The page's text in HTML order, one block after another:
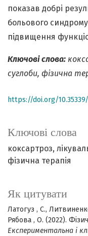
Ключові слова
коксартроз
фізична терапія
Як цитувати
Латогуз , С.,
Рябова , О. (2022).
Експериментальна і
показав добрі
больового
підвищення
Ключові слова:
суглоби, фізична
https://doi.org/